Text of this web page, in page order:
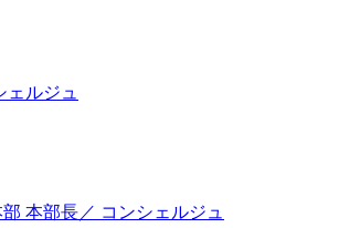
ェルジュ
本部長／ コンシェルジュ